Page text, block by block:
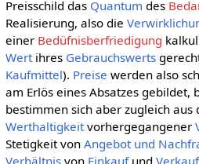
Preisschild das Quantum des
Realisierung, also die
einer Bedüfnisberfriedigung
Wertihres Gebrauchswerts
Kaufmittel). Preise werden also
am Erlös eines Absatzes gebildet,
bestimmen sich aber zugleich aus
Werthaltigkeitvorhergegangener
Stetigkeit von Angebot und